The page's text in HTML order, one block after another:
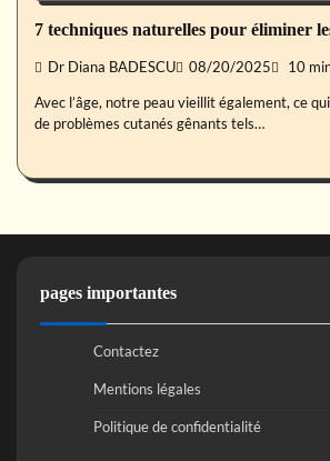
7 techniques naturelles pour éliminer
Dr Diana BADESCU 08/20/2025 10
Avec l’âge, notre peau vieillit également, ce
de problèmes cutanés gênants tels…
pages importantes
Contactez
Mentions légales
Politique de confidentialité